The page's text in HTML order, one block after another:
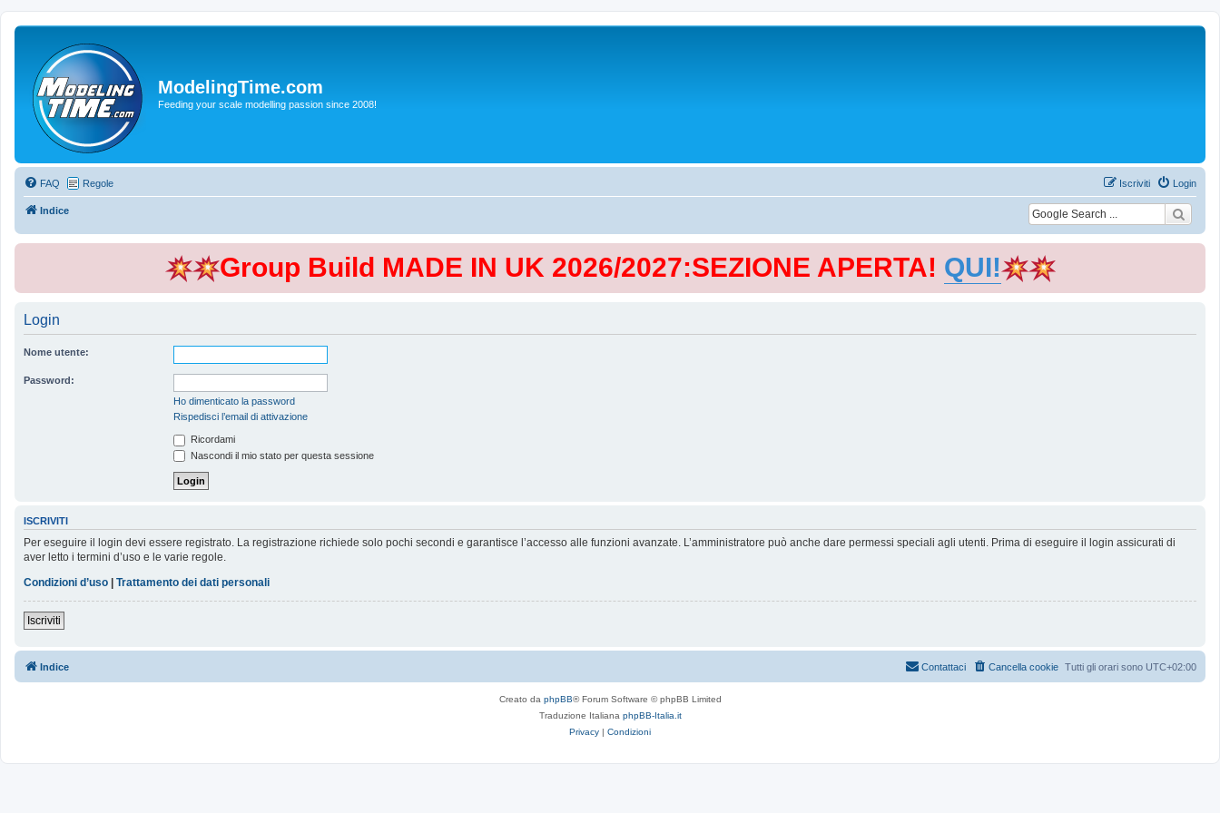
ModelingTime.com
Feeding your scale modelling passion since 2008!
FAQ Regole Login
Iscriviti
Indice
Group Build MADE IN UK 2026/2027:SEZIONE APERTA! QUI!
Login
Nome utente:
Password:
Ho dimenticato la password
Rispedisci l’email di attivazione
Ricordami
Nascondi il mio stato per questa sessione
ISCRIVITI
Per eseguire il login devi essere registrato. La registrazione richiede solo pochi secondi e garantisce l’accesso alle funzioni avanzate. L’amministratore può anche dare permessi speciali agli utenti. Prima di eseguire il login assicurati di
aver letto i termini d’uso e le varie regole.
Condizioni d’uso | Trattamento dei dati personali
Iscriviti
Indice Tutti gli orari sono UTC+02:00
Cancella cookie
Contattaci
Creato da phpBB® Forum Software © phpBB Limited
Traduzione Italiana phpBB-Italia.it
Privacy | Condizioni